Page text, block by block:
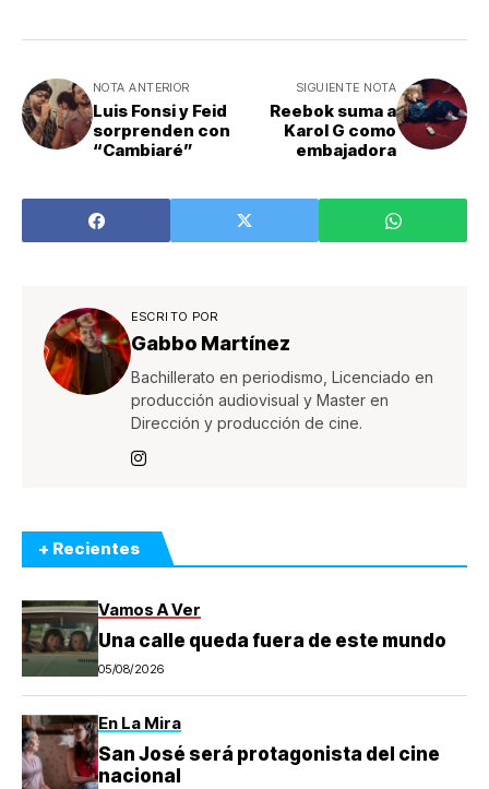
NOTA ANTERIOR
Luis Fonsi y Feid
sorprenden con
“Cambiaré”
SIGUIENTE NOTA
Reebok suma a
Karol G como
embajadora
ESCRITO POR
Gabbo Martínez
Bachillerato en periodismo, Licenciado en
producción audiovisual y Master en
Dirección y producción de cine.
+ Recientes
Vamos A Ver
Una calle queda fuera de este mundo
05/08/2026
En La Mira
San José será protagonista del cine
nacional